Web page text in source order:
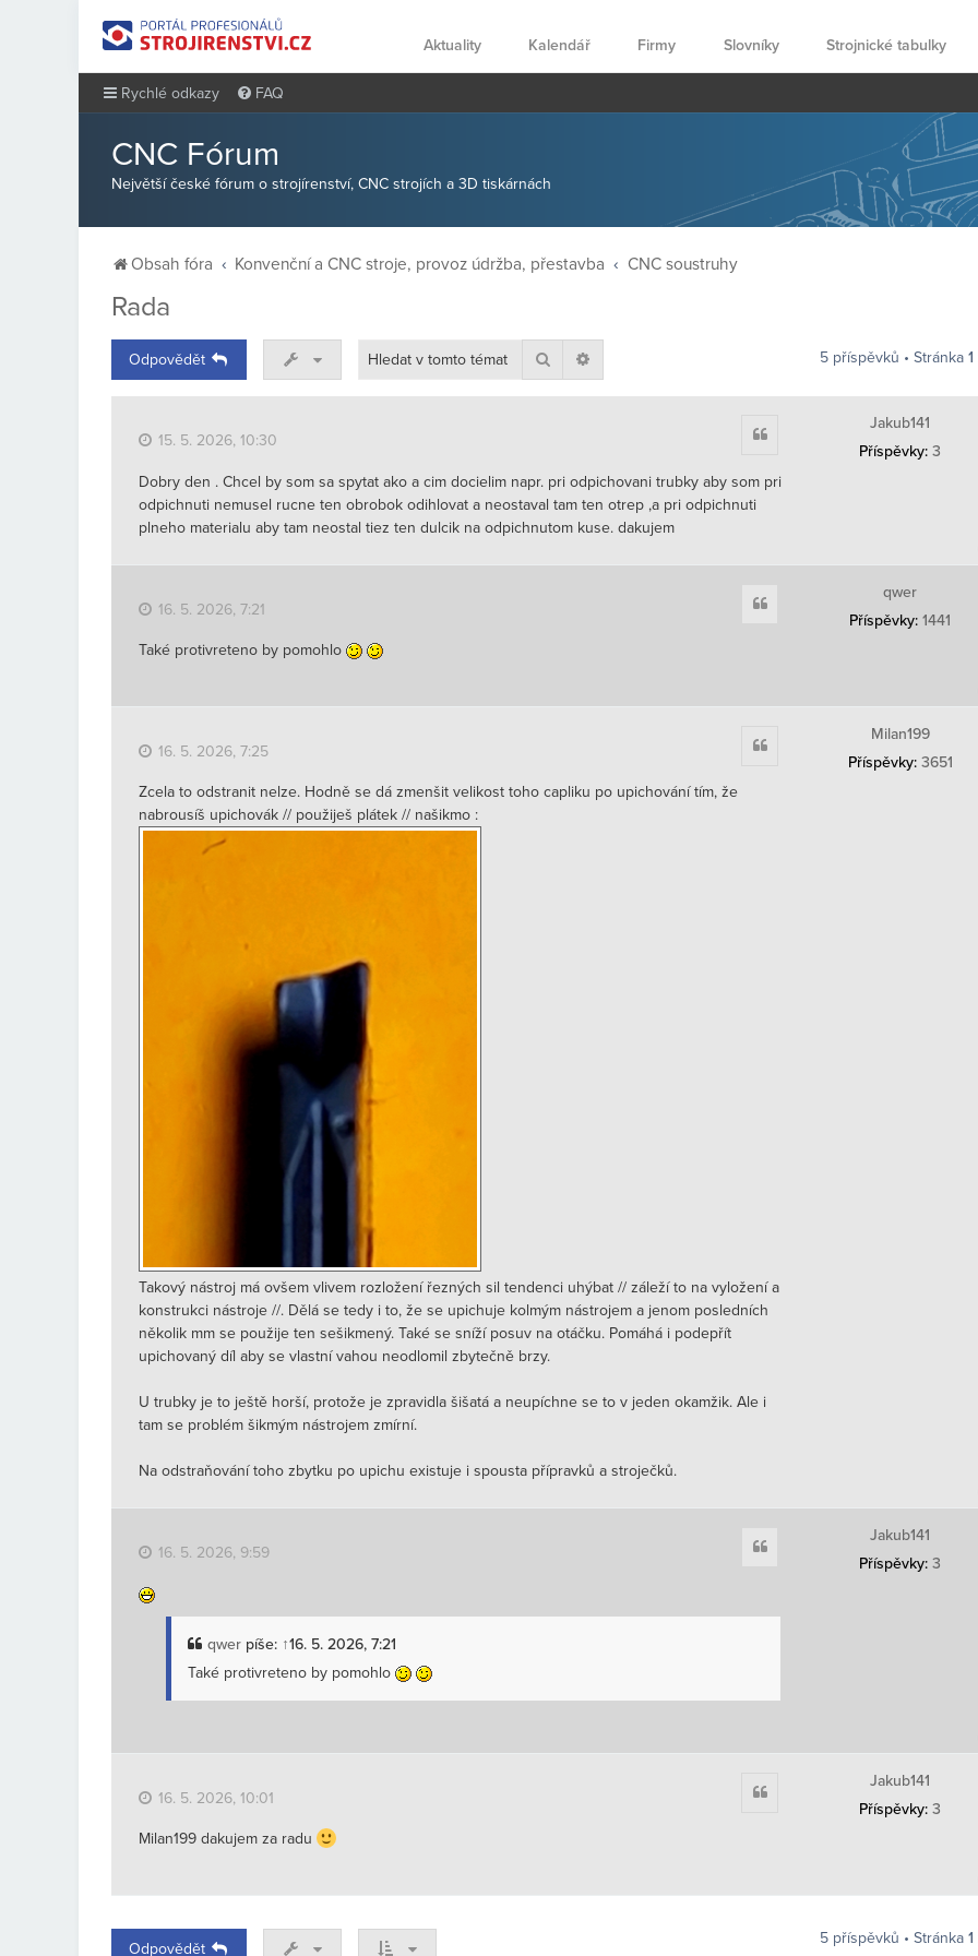
Aktuality Kalendář Firmy Slovníky Strojnické tabulky
Rychlé odkazy FAQ
CNC Fórum
Největší české fórum o strojírenství, CNC strojích a 3D tiskárnách
Obsah fóra Konvenční a CNC stroje, provoz údržba, přestavba CNC soustruhy
Rada
Odpovědět Hledat 5 příspěvků • Stránka 1
Jakub141
Příspěvky: 3
15. 5. 2026, 10:30
Dobry den . Chcel by som sa spytat ako a cim docielim napr. pri odpichovani trubky aby som pri
odpichnuti nemusel rucne ten obrobok odihlovat a neostaval tam ten otrep ,a pri odpichnuti
plneho materialu aby tam neostal tiez ten dulcik na odpichnutom kuse. dakujem
qwer
Příspěvky: 1441
16. 5. 2026, 7:21
Také protivreteno by pomohlo
Milan199
Příspěvky: 3651
16. 5. 2026, 7:25
Zcela to odstranit nelze. Hodně se dá zmenšit velikost toho capliku po upichování tím, že
nabrousíš upichovák // použiješ plátek // našikmo :
Takový nástroj má ovšem vlivem rozložení řezných sil tendenci uhýbat // záleží to na vyložení a
konstrukci nástroje //. Dělá se tedy i to, že se upichuje kolmým nástrojem a jenom posledních
několik mm se použije ten sešikmený. Také se sníží posuv na otáčku. Pomáhá i podepřít
upichovaný díl aby se vlastní vahou neodlomil zbytečně brzy.
U trubky je to ještě horší, protože je zpravidla šišatá a neupíchne se to v jeden okamžik. Ale i
tam se problém šikmým nástrojem zmírní.
Na odstraňování toho zbytku po upichu existuje i spousta přípravků a stroječků.
Jakub141
Příspěvky: 3
16. 5. 2026, 9:59
qwer píše: ↑16. 5. 2026, 7:21
Také protivreteno by pomohlo
Jakub141
Příspěvky: 3
16. 5. 2026, 10:01
Milan199 dakujem za radu
Odpovědět
5 příspěvků • Stránka 1